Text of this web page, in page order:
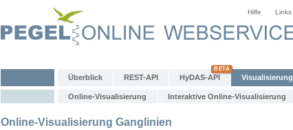
Hilfe Links
Überblick REST-API HyDAS-API Visualisierung
Online-Visualisierung Interaktive Online-Visualisierung
Online-Visualisierung Ganglinien